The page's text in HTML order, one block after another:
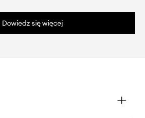
Dowiedz się więcej